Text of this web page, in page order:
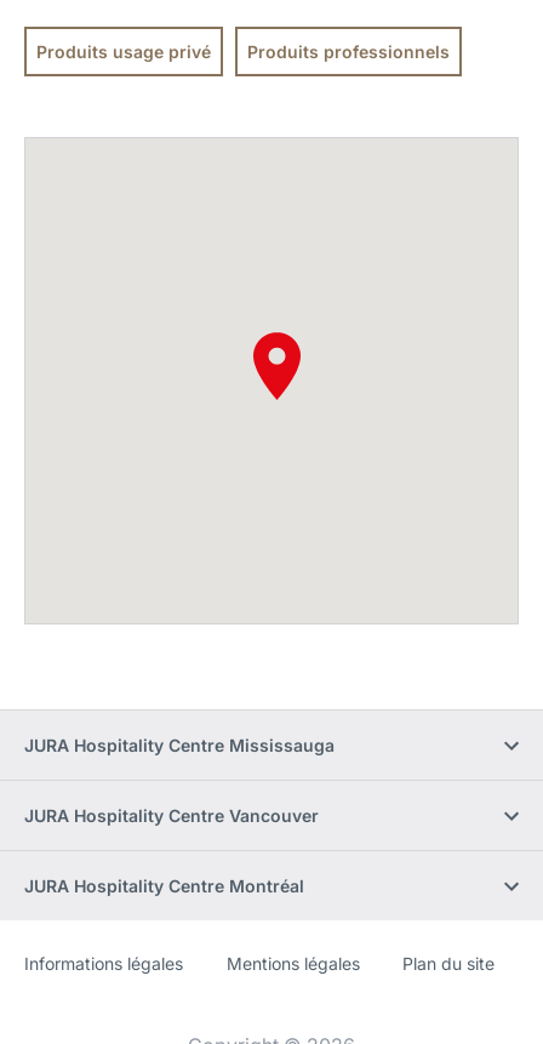
Produits usage privé Produits professionnels
JURA Hospitality Centre Mississauga
JURA Hospitality Centre Vancouver
JURA Hospitality Centre Montréal
Site
[Website
Informations légales Mentions légales Plan du site